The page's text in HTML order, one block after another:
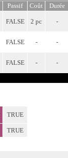
Passif Coût Durée
FALSE 2 pc -
FALSE - -
FALSE - -
TRUE
TRUE